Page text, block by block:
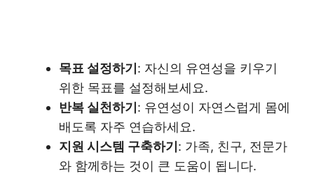
목표 설정하기 : 자신의 유연성을 키우기
위한 목표를 설정해보세요.
반복 실천하기 : 유연성이 자연스럽게 몸에
배도록 자주 연습하세요.
지원 시스템 구축하기 : 가족, 친구, 전문가
와 함께하는 것이 큰 도움이 됩니다.